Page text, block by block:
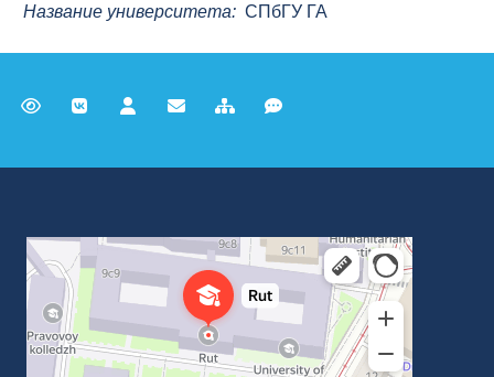
Название университета: СПбГУ ГА
Российский университет транспорта
ВУЗ в Москве